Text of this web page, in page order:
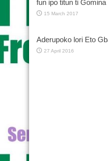
fun ipo titun ti Gomina
15 March 2017
Aderupoko lori Eto
27 April 2016